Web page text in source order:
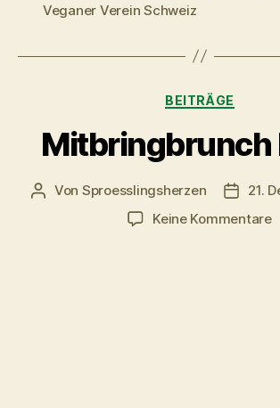
Veganer Verein Schweiz
Kategorien
BEITRÄGE
Mitbringbrunch
Beitragsautor
Von Sproesslingsherzen
21.
Keine Kommentarezu